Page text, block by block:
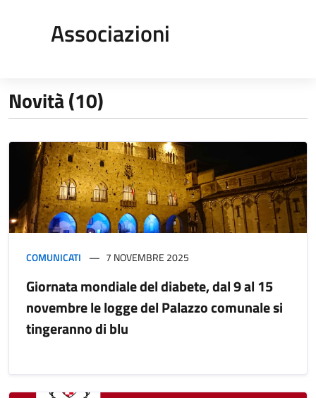
Associazioni
Novità (10)
COMUNICATI 7 NOVEMBRE 2025
Giornata mondiale del diabete, dal 9 al 15
novembre le logge del Palazzo comunale si
tingeranno di blu